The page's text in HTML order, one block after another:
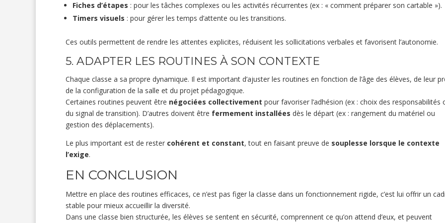
Fiches d’étapes : pour les tâches complexes ou les activités récurrentes (ex : « comment préparer son cartable »).
Timers visuels : pour gérer les temps d’attente ou les transitions.
Ces outils permettent de rendre les attentes explicites, réduisent les sollicitations verbales et favorisent l’autonomie.
5. ADAPTER LES ROUTINES À SON CONTEXTE
Chaque classe a sa propre dynamique. Il est important d’ajuster les routines en fonction de l’âge des élèves, de leur
de la configuration de la salle et du projet pédagogique.
Certaines routines peuvent être négociées collectivement pour favoriser l’adhésion (ex : choix des responsabilités
du signal de transition). D’autres doivent être fermement installées dès le départ (ex : rangement du matériel ou
gestion des déplacements).
Le plus important est de rester cohérent et constant, tout en faisant preuve de souplesse lorsque le contexte
l’exige.
EN CONCLUSION
Mettre en place des routines efficaces, ce n’est pas figer la classe dans un fonctionnement rigide, c’est lui offrir un
stable pour mieux accueillir la diversité.
Dans une classe bien structurée, les élèves se sentent en sécurité, comprennent ce qu’on attend d’eux, et peuvent